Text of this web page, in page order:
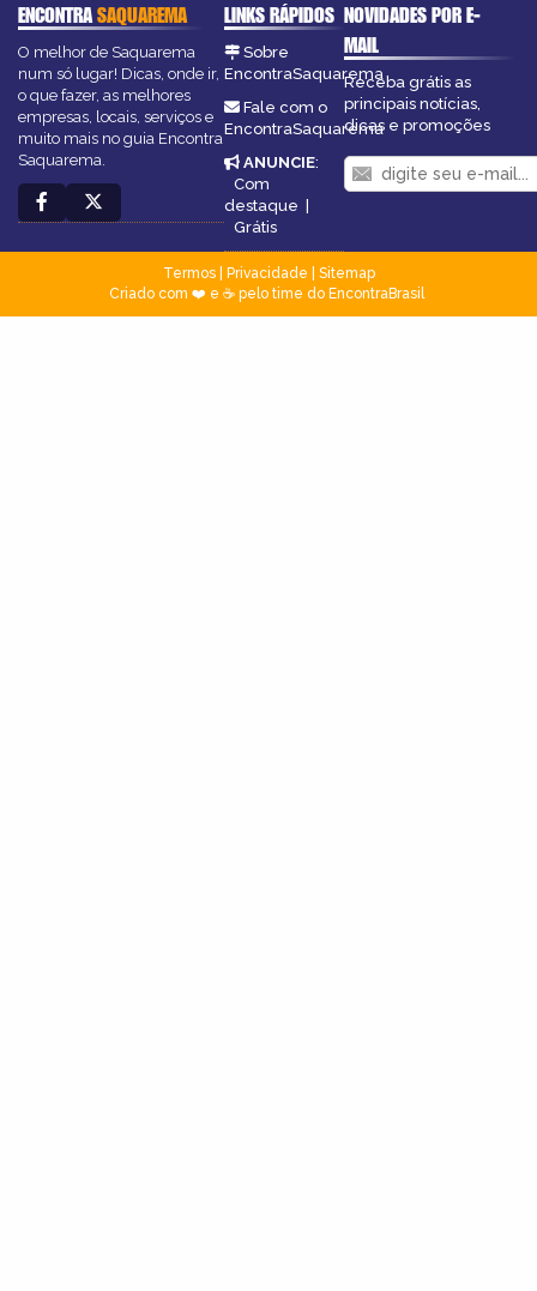
ENCONTRASAQUAREMA
O melhor de Saquarema
num só lugar! Dicas, onde ir,
o que fazer, as melhores
empresas, locais, serviços e
muito mais no guia Encontra
Saquarema.
LINKS RÁPIDOS
Sobre
EncontraSaquarema
Fale com o
EncontraSaquarema
ANUNCIE:
Com
destaque |
Grátis
NOVIDADES POR E-
MAIL
Receba grátis as
principais notícias,
dicas e promoções
Termos| Privacidade
Sitemap
Criado com ❤️ e ☕ pelo time do EncontraBrasil